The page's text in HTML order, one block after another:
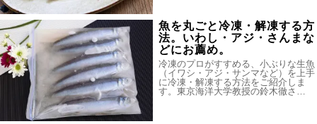
魚を丸ごと冷凍・解凍する方
法。いわし・アジ・さんまな
どにお薦め。
冷凍のプロがすすめる、小ぶりな生魚
（イワシ・アジ・サンマなど）を上手
に冷凍・解凍する方法をご紹介しま
す。東京海洋大学教授の鈴木徹さ…